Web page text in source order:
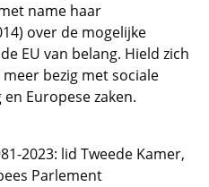
name haar
over de mogelijke
EU van belang. Hield zich
bezig met sociale
Europese zaken.
2023: lid Tweede Kamer,
Parlement